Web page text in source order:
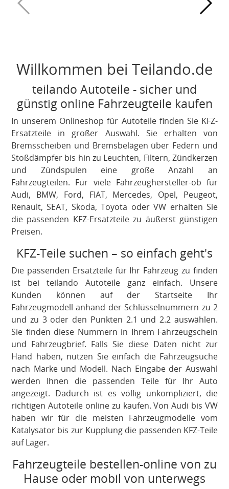
Willkommen bei Teilando.de
teilando Autoteile - sicher und
günstig online Fahrzeugteile kaufen
In unserem Onlineshop für Autoteile finden Sie KFZ-
Ersatzteile in großer Auswahl. Sie erhalten von
Bremsscheiben und Bremsbelägen über Federn und
Stoßdämpfer bis hin zu Leuchten, Filtern, Zündkerzen
und Zündspulen eine große Anzahl an
Fahrzeugteilen. Für viele Fahrzeughersteller-ob für
Audi, BMW, Ford, FIAT, Mercedes, Opel, Peugeot,
Renault, SEAT, Skoda, Toyota oder VW erhalten Sie
die passenden KFZ-Ersatzteile zu äußerst günstigen
Preisen.
KFZ-Teile suchen – so einfach geht's
Die passenden Ersatzteile für Ihr Fahrzeug zu finden
ist bei teilando Autoteile ganz einfach. Unsere
Kunden können auf der Startseite Ihr
Fahrzeugmodell anhand der Schlüsselnummern zu 2
und zu 3 oder den Punkten 2.1 und 2.2 auswählen.
Sie finden diese Nummern in Ihrem Fahrzeugschein
und Fahrzeugbrief. Falls Sie diese Daten nicht zur
Hand haben, nutzen Sie einfach die Fahrzeugsuche
nach Marke und Modell. Nach Eingabe der Auswahl
werden Ihnen die passenden Teile für Ihr Auto
angezeigt. Dadurch ist es völlig unkompliziert, die
richtigen Autoteile online zu kaufen. Von Audi bis VW
haben wir für die meisten Fahrzeugmodelle vom
Katalysator bis zur Kupplung die passenden KFZ-Teile
auf Lager.
Fahrzeugteile bestellen-online von zu
Hause oder mobil von unterwegs